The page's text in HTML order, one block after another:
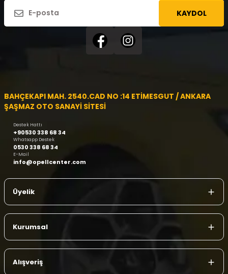
KAYDOL
BAHÇEKAPI MAH. 2540.CAD NO :14 ETİMESGUT / ANKARA
ŞAŞMAZ OTO SANAYİ SİTESİ
Destek Hattı
+90530 338 68 34
Whatsapp Destek
0530 338 68 34
E-Mail
info@opellcenter.com
Üyelik
Kurumsal
Alışveriş